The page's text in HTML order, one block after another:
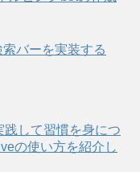
バーを実装する
して習慣を身につ
の使い方を紹介し